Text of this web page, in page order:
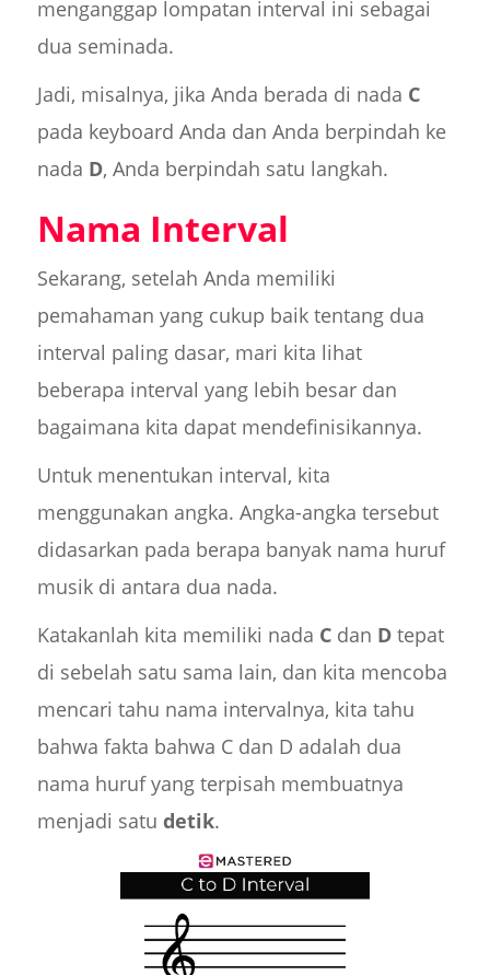
menganggap lompatan interval ini sebagai
dua seminada.
Jadi, misalnya, jika Anda berada di nada C
pada keyboard Anda dan Anda berpindah ke
nada D, Anda berpindah satu langkah.
Nama Interval
Sekarang, setelah Anda memiliki
pemahaman yang cukup baik tentang dua
interval paling dasar, mari kita lihat
beberapa interval yang lebih besar dan
bagaimana kita dapat mendefinisikannya.
Untuk menentukan interval, kita
menggunakan angka. Angka-angka tersebut
didasarkan pada berapa banyak nama huruf
musik di antara dua nada.
Katakanlah kita memiliki nada Cdan Dtepat
di sebelah satu sama lain, dan kita mencoba
mencari tahu nama intervalnya, kita tahu
bahwa fakta bahwa C dan D adalah dua
nama huruf yang terpisah membuatnya
menjadi satu detik.